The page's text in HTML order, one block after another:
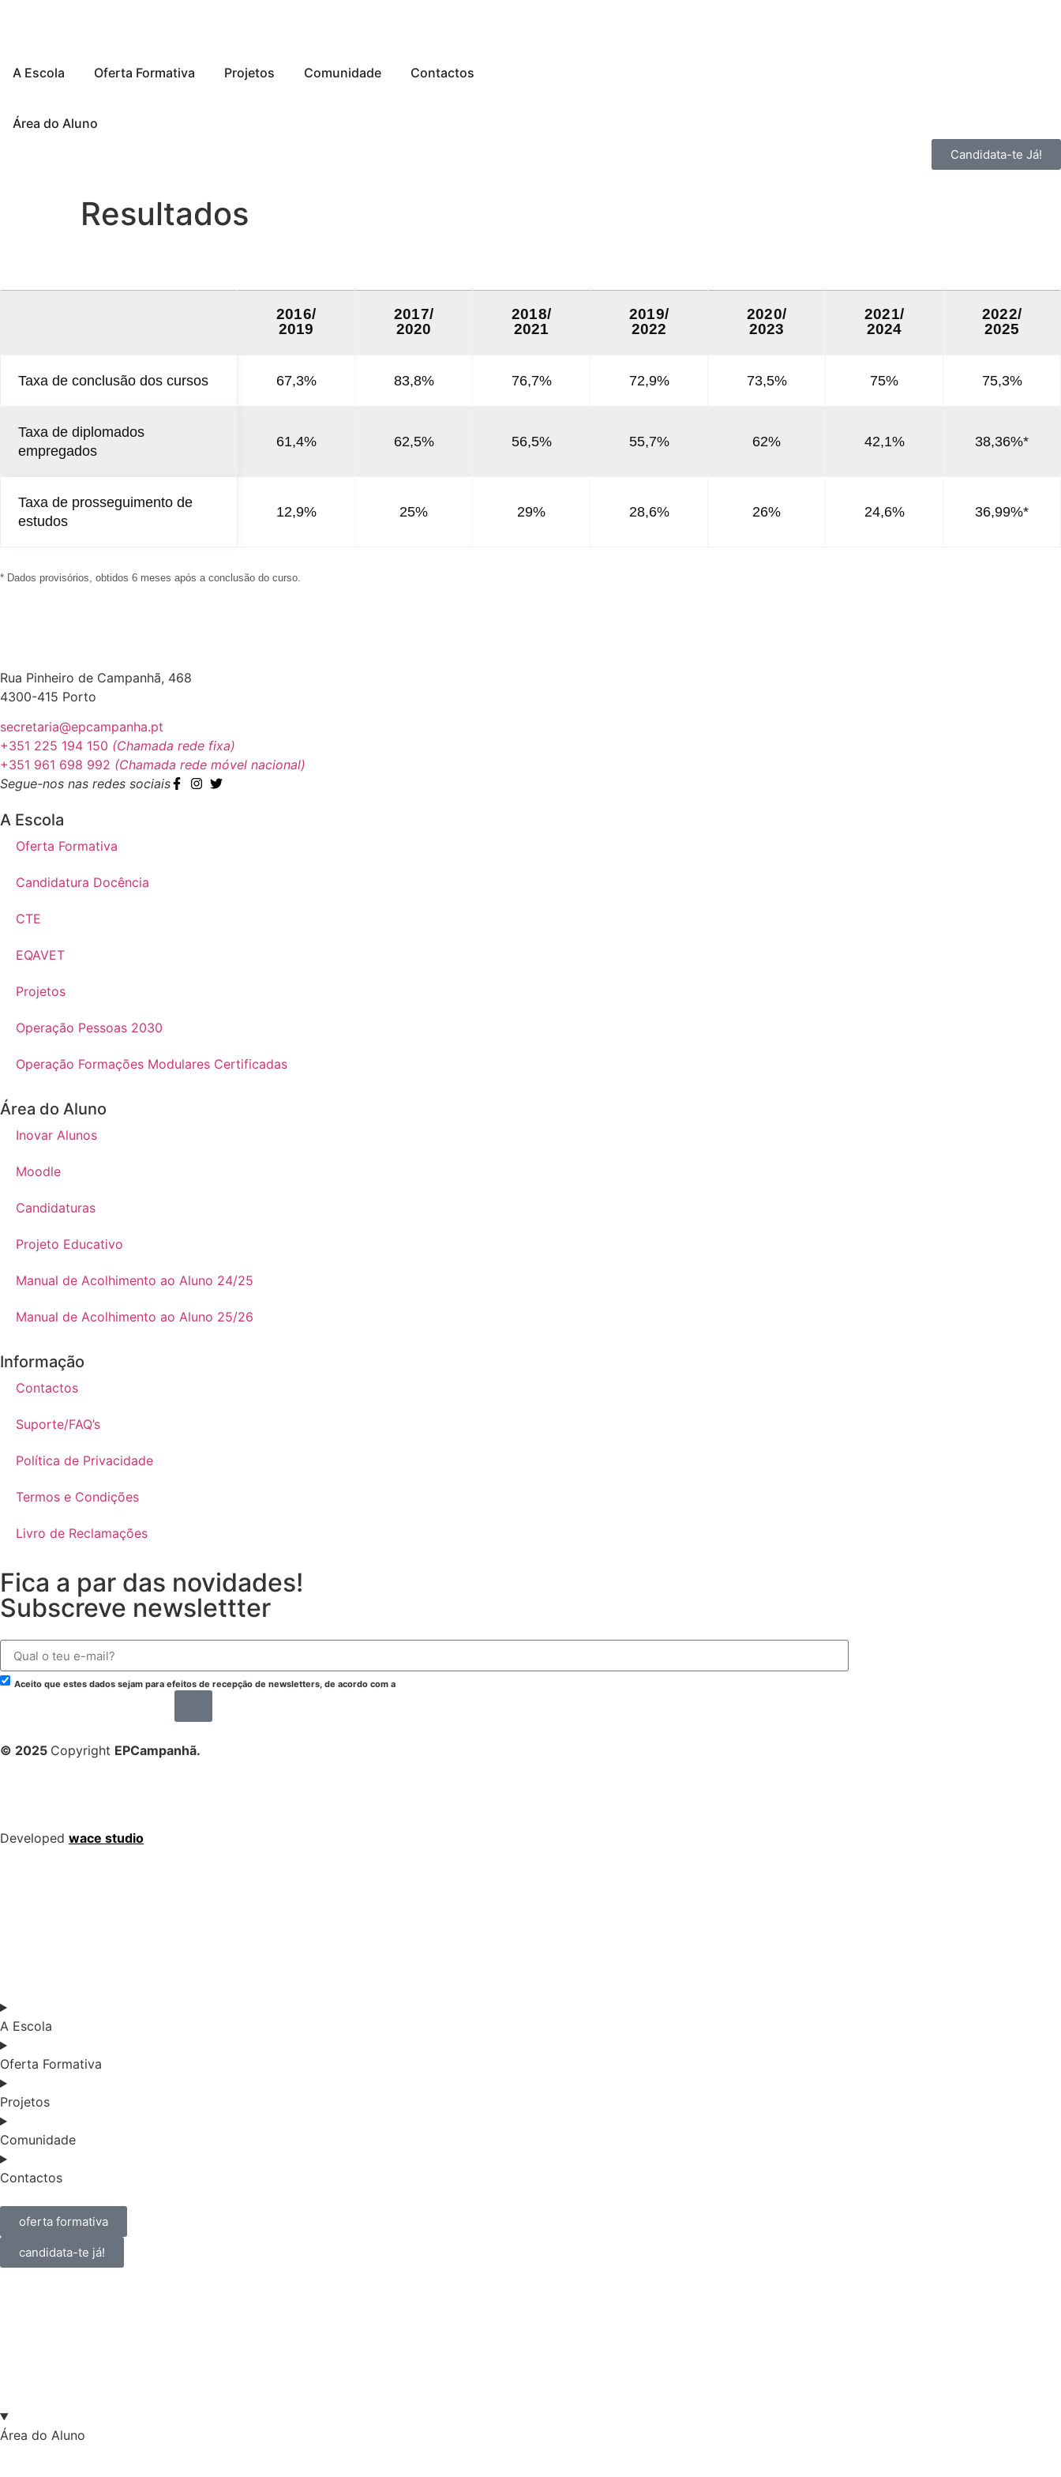
A Escola Oferta Formativa Projetos Comunidade Contactos
Área do Aluno
Candidata-te Já!
Resultados
2016/
2019
2017/
2020
2018/
2021
2019/
2022
2020/
2023
2021/
2024
2022/
2025
Taxa de conclusão dos cursos 67,3% 83,8% 76,7% 72,9% 73,5% 75% 75,3%
Taxa de diplomados
empregados
61,4% 62,5% 56,5% 55,7% 62% 42,1% 38,36%*
Taxa de prosseguimento de
estudos
12,9% 25% 29% 28,6% 26% 24,6% 36,99%*
* Dados provisórios, obtidos 6 meses após a conclusão do curso.
Rua Pinheiro de Campanhã, 468
4300-415 Porto
secretaria@epcampanha.pt
+351 225 194 150 (Chamada rede fixa)
+351 961 698 992 (Chamada rede móvel nacional)
Segue-nos nas redes sociais
A Escola
Oferta Formativa
Candidatura Docência
CTE
EQAVET
Projetos
Operação Pessoas 2030
Operação Formações Modulares Certificadas
Área do Aluno
Inovar Alunos
Moodle
Candidaturas
Projeto Educativo
Manual de Acolhimento ao Aluno 24/25
Manual de Acolhimento ao Aluno 25/26
Informação
Contactos
Suporte/FAQ’s
Política de Privacidade
Termos e Condições
Livro de Reclamações
Fica a par das novidades!
Subscreve newslettter
Aceito que estes dados sejam para efeitos de recepção de newsletters, de acordo com a
© 2025 Copyright EPCampanhã.
Developed wace studio
A Escola
Oferta Formativa
Projetos
Comunidade
Contactos
oferta formativa
candidata-te já!
Área do Aluno